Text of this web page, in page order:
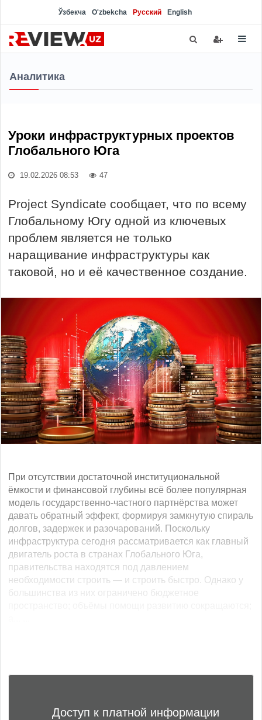
Ўзбекча O'zbekcha Русский English
Аналитика
Уроки инфраструктурных проектов
Глобального Юга
19.02.2026 08:53 47
Project Syndicate сообщает, что по всему
Глобальному Югу одной из ключевых
проблем является не только
наращивание инфраструктуры как
таковой, но и её качественное создание.
При отсутствии достаточной институциональной
ёмкости и финансовой глубины всё более популярная
модель государственно-частного партнёрства может
давать обратный эффект, формируя замкнутую спираль
долгов, задержек и разочарований. Поскольку
инфраструктура сегодня рассматривается как главный
двигатель роста в странах Глобального Юга,
правительства находятся под давлением
необходимости строить — и строить быстро. Однако у
Доступ к платной информации